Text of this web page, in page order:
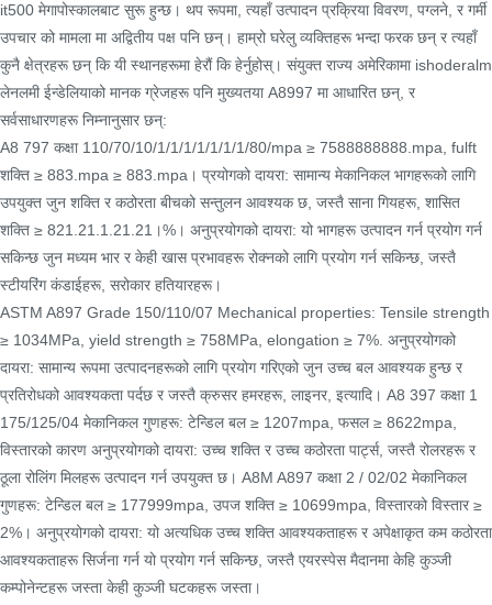
it500 मेगापोस्कालबाट सुरू हुन्छ। थप रूपमा, त्यहाँ उत्पादन प्रक्रिया विवरण, पग्लने, र गर्मी
उपचार को मामला मा अद्वितीय पक्ष पनि छन्। हाम्रो घरेलु व्यक्तिहरू भन्दा फरक छन् र त्यहाँ
कुनै क्षेत्रहरू छन् कि यी स्थानहरूमा हेरौं कि हेर्नुहोस्। संयुक्त राज्य अमेरिकामा ishoderalm
लेनलमी ईन्डेलियाको मानक ग्रेजहरू पनि मुख्यतया A8997 मा आधारित छन्, र
सर्वसाधारणहरू निम्नानुसार छन्:
A8 797 कक्षा 110/70/10/1/1/1/1/1/1/1/80/mpa ≥ 7588888888.mpa, fulft
शक्ति ≥ 883.mpa ≥ 883.mpa। प्रयोगको दायरा: सामान्य मेकानिकल भागहरूको लागि
उपयुक्त जुन शक्ति र कठोरता बीचको सन्तुलन आवश्यक छ, जस्तै साना गियहरू, शासित
शक्ति ≥ 821.21.1.21.21।%। अनुप्रयोगको दायरा: यो भागहरू उत्पादन गर्न प्रयोग गर्न
सकिन्छ जुन मध्यम भार र केही खास प्रभावहरू रोक्नको लागि प्रयोग गर्न सकिन्छ, जस्तै
स्टीयरिंग कंडाईहरू, सरोकार हतियारहरू।
ASTM A897 Grade 150/110/07 Mechanical properties: Tensile strength
≥ 1034MPa, yield strength ≥ 758MPa, elongation ≥ 7%. अनुप्रयोगको
दायरा: सामान्य रूपमा उत्पादनहरूको लागि प्रयोग गरिएको जुन उच्च बल आवश्यक हुन्छ र
प्रतिरोधको आवश्यकता पर्दछ र जस्तै क्रुसर हमरहरू, लाइनर, इत्यादि। A8 397 कक्षा 1
175/125/04 मेकानिकल गुणहरू: टेन्डिल बल ≥ 1207mpa, फसल ≥ 8622mpa,
विस्तारको कारण अनुप्रयोगको दायरा: उच्च शक्ति र उच्च कठोरता पार्ट्स, जस्तै रोलरहरू र
ठूला रोलिंग मिलहरू उत्पादन गर्न उपयुक्त छ। A8M A897 कक्षा 2 / 02/02 मेकानिकल
गुणहरू: टेन्डिल बल ≥ 177999mpa, उपज शक्ति ≥ 10699mpa, विस्तारको विस्तार ≥
2%। अनुप्रयोगको दायरा: यो अत्यधिक उच्च शक्ति आवश्यकताहरू र अपेक्षाकृत कम कठोरता
आवश्यकताहरू सिर्जना गर्न यो प्रयोग गर्न सकिन्छ, जस्तै एयरस्पेस मैदानमा केहि कुञ्जी
कम्पोनेन्टहरू जस्ता केही कुञ्जी घटकहरू जस्ता।